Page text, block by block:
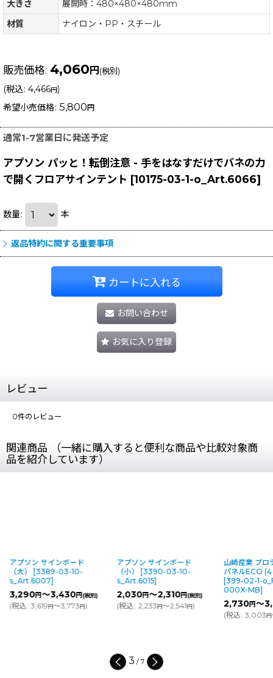
大きさ
展開時：480×480×480mm
材質
ナイロン・PP・スチール
販売価格: 4,060 円 (税別)
(税込: 4,466円)
希望小売価格: 5,800 円
通常1-7営業日に発送予定
アプソン パッと！転倒注意 - 手をはなすだけでバネの力
で開くフロアサインテント [10175-03-1-o_Art.6066]
数量: 本
返品特約に関する重要事項
カートに入れる
お問い合わせ
お気に入り登録
レビュー
0件のレビュー
関連商品 （一緒に購入すると便利な商品や比較対象商
品を紹介しています）
アプソン サインボード
（大） [3389-03-10-
s_Art.6007]
3,290円～3,430円(税別)
税込: 3,619円～3,773円)
アプソン サインボード
（小） [3390-03-10-
s_Art.6015]
2,030円～2,310円(税別)
税込: 2,233円～2,541円)
山崎産業 プロテ
パネルECO (4ヶ
399-02-1-
000X-MB]
2,730円～
税込: 3,003円～
4 / 7